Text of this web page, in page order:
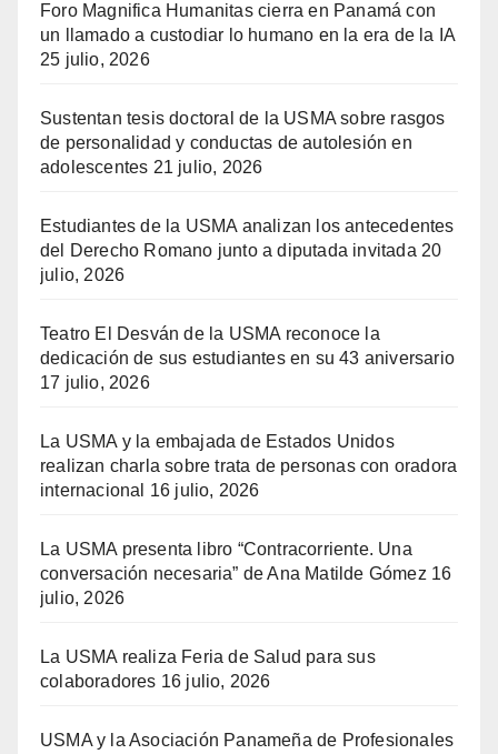
Foro Magnifica Humanitas cierra en Panamá con
un llamado a custodiar lo humano en la era de la IA
25 julio, 2026
Sustentan tesis doctoral de la USMA sobre rasgos
de personalidad y conductas de autolesión en
adolescentes 21 julio, 2026
Estudiantes de la USMA analizan los antecedentes
del Derecho Romano junto a diputada invitada 20
julio, 2026
Teatro El Desván de la USMA reconoce la
dedicación de sus estudiantes en su 43 aniversario
17 julio, 2026
La USMA y la embajada de Estados Unidos
realizan charla sobre trata de personas con oradora
internacional
16 julio, 2026
La USMA presenta libro “Contracorriente. Una
conversación necesaria” de Ana Matilde Gómez 16
julio, 2026
La USMA realiza Feria de Salud para sus
colaboradores 16 julio, 2026
USMA y la Asociación Panameña de Profesionales